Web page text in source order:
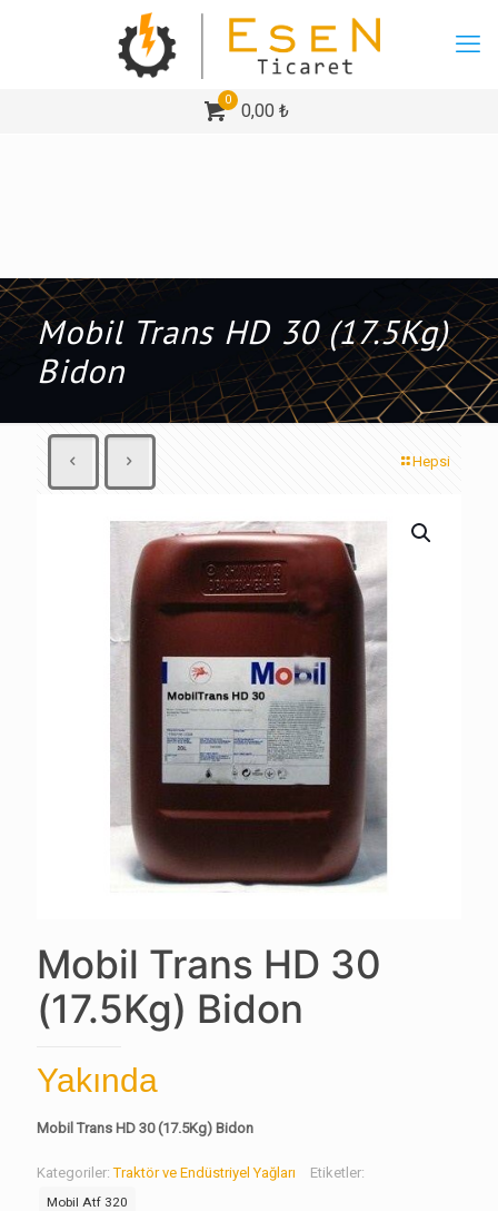
0
0,00 ₺
Mobil Trans HD 30 (17.5Kg)
Bidon
Hepsi
Mobil Trans HD 30
(17.5Kg) Bidon
Yakında
Mobil Trans HD 30 (17.5Kg) Bidon
Kategoriler:Traktör ve Endüstriyel Yağları Etiketler:
Mobil Atf 320